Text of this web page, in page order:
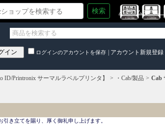
検索 ハニコムモール
ログインのアカウントを保存 アカウント新規登録
ID/Printronix サーマルラベルプリンタ】 ・Cab/製品 Cab
き立てを賜り、厚く御礼申し上げます。